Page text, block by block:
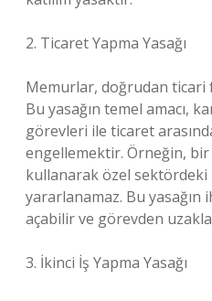
2. Ticaret Yapma Yasağı
Memurlar, doğrudan ticari
Bu yasağın temel amacı,
görevleri ile ticaret
engellemektir. Örneğin,
kullanarak özel sektördeki
yararlanamaz. Bu yasağın
açabilir ve görevden
3. İkinci İş Yapma Yasağı